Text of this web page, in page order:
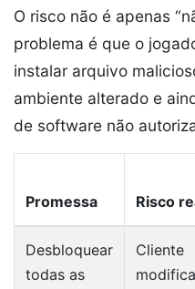
O risco não é apenas
problema é que o
instalar arquivo
ambiente alterado e
de software não
Promessa Risco
Desbloquear
todas as
Cliente